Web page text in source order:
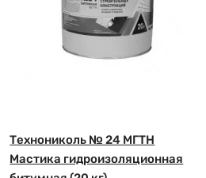
Технониколь № 24 МГТН
Мастика гидроизоляционная